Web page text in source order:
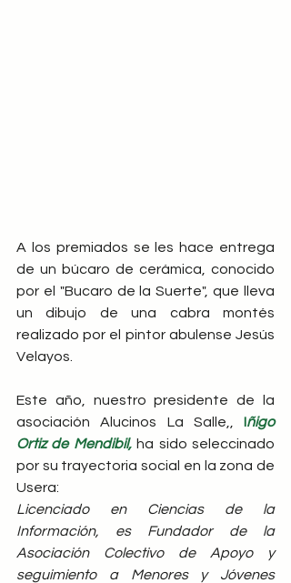
A los premiados se les hace entrega
de un búcaro de cerámica, conocido
por el "Bucaro de la Suerte", que lleva
un dibujo de una cabra montés
realizado por el pintor abulense Jesús
Velayos.
Este año, nuestro presidente de la
asociación Alucinos La Salle,,
Iñigo
Ortiz de Mendibil, ha sido seleccinado
por su trayectoria social en la zona de
Usera:
Licenciado en Ciencias de la
Información, es Fundador de la
Asociación Colectivo de Apoyo y
seguimiento a Menores y Jóvenes